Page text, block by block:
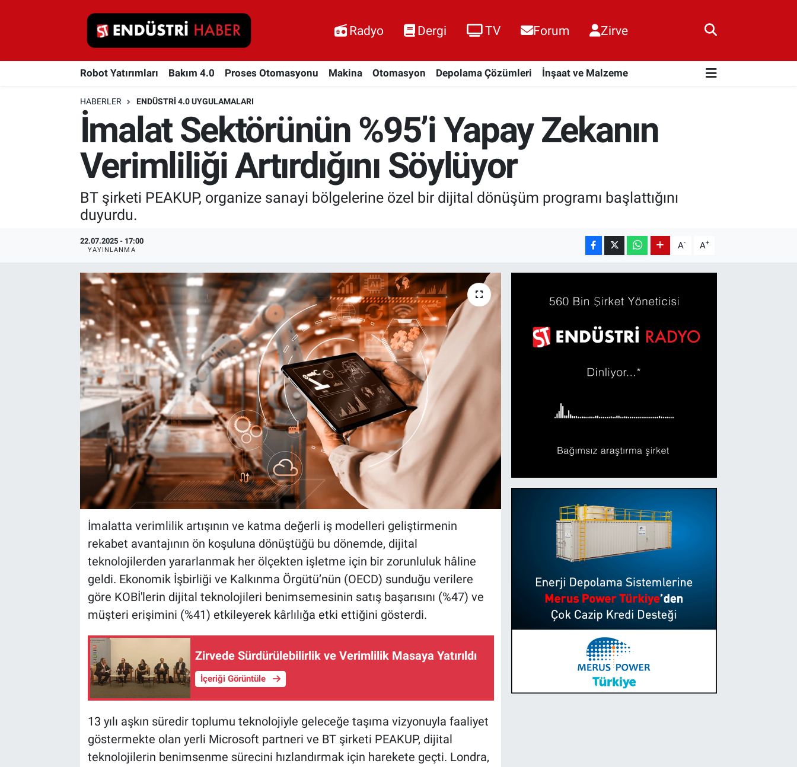
Radyo Dergi TV Forum Zirve
Robot Yatırımları Bakım 4.0 Proses Otomasyonu Makina Otomasyon Depolama Çözümleri İnşaat ve Malzeme
HABERLER ENDÜSTRI 4.0 UYGULAMALARI
İmalat Sektörünün %95’i Yapay Zekanın
Verimliliği Artırdığını Söylüyor
BT şirketi PEAKUP, organize sanayi bölgelerine özel bir dijital dönüşüm programı başlattığını
duyurdu.
22.07.2025 - 17:00
YAYINLANMA A- A+
İmalatta verimlilik artışının ve katma değerli iş modelleri geliştirmenin
rekabet avantajının ön koşuluna dönüştüğü bu dönemde, dijital
teknolojilerden yararlanmak her ölçekten işletme için bir zorunluluk hâline
geldi. Ekonomik İşbirliği ve Kalkınma Örgütü’nün (OECD) sunduğu verilere
göre KOBİ'lerin dijital teknolojileri benimsemesinin satış başarısını (%47) ve
müşteri erişimini (%41) etkileyerek kârlılığa etki ettiğini gösterdi.
Zirvede Sürdürülebilirlik ve Verimlilik Masaya Yatırıldı
İçeriği Görüntüle
13 yılı aşkın süredir toplumu teknolojiyle geleceğe taşıma vizyonuyla faaliyet
göstermekte olan yerli Microsoft partneri ve BT şirketi PEAKUP, dijital
teknolojilerin benimsenme sürecini hızlandırmak için harekete geçti. Londra,
Robot Yatırımları
Proses Otomasyonu
Otomasyon
Depolama Çözümleri
İnşaat ve Malzeme
EndüstriST
Enerjisini Üreten Fabrikalar
Endüstri 4.0 Uygulamaları
Ağır Sanayi Çözümleri